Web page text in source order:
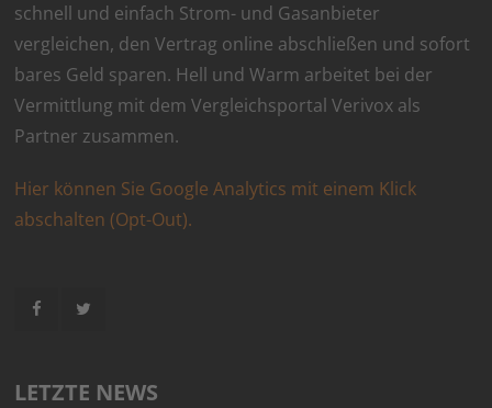
schnell und einfach Strom- und Gasanbieter
vergleichen, den Vertrag online abschließen und sofort
bares Geld sparen. Hell und Warm arbeitet bei der
Vermittlung mit dem Vergleichsportal Verivox als
Partner zusammen.
Hier können Sie Google Analytics mit einem Klick
abschalten (Opt-Out).
LETZTE NEWS